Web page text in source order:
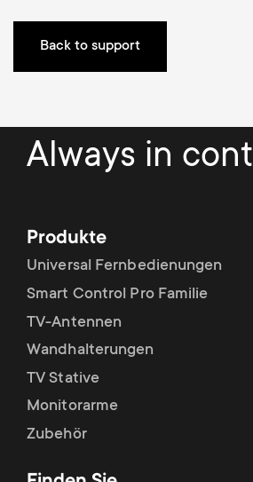
o
u
c
s
m
e
n
u
y
s
p
o
r
t
m
e
Back to support
Always in
Produkte
Universal Fernbedienungen
Smart Control Pro Familie
TV-Antennen
Wandhalterungen
TV Stative
Monitorarme
Zubehör